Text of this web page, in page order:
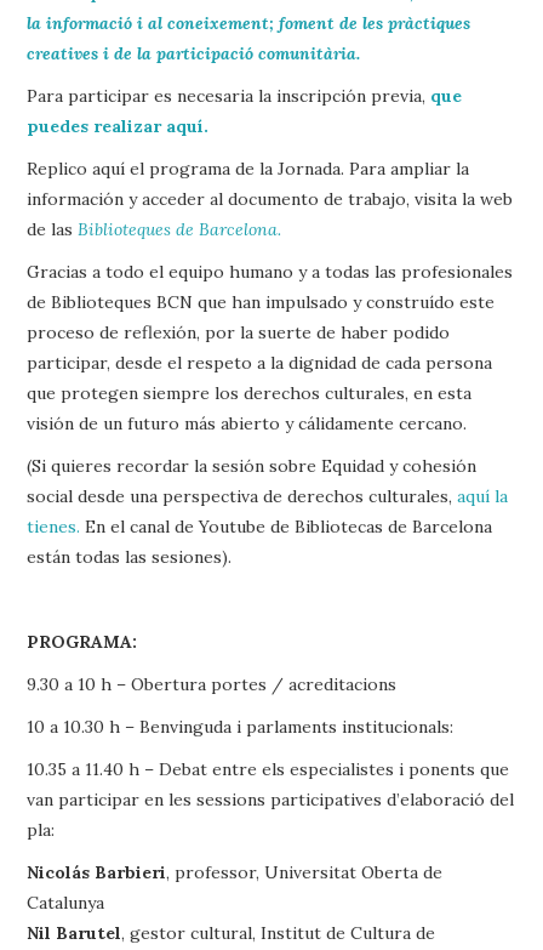
la informació i al coneixement; foment de les pràctiques
creatives i de la participació comunitària.
Para participar es necesaria la inscripción previa, que
puedes realizar aquí.
Replico aquí el programa de la Jornada. Para ampliar la
información y acceder al documento de trabajo, visita la web
de las Biblioteques de Barcelona.
Gracias a todo el equipo humano y a todas las profesionales
de Biblioteques BCN que han impulsado y construído este
proceso de reflexión, por la suerte de haber podido
participar, desde el respeto a la dignidad de cada persona
que protegen siempre los derechos culturales, en esta
visión de un futuro más abierto y cálidamente cercano.
(Si quieres recordar la sesión sobre Equidad y cohesión
social desde una perspectiva de derechos culturales,aquí la
tienes. En el canal de Youtube de Bibliotecas de Barcelona
están todas las sesiones).
PROGRAMA:
9.30 a 10 h – Obertura portes / acreditacions
10 a 10.30 h – Benvinguda i parlaments institucionals:
10.35 a 11.40 h – Debat entre els especialistes i ponents que
van participar en les sessions participatives d’elaboració del
pla:
Nicolás Barbieri, professor, Universitat Oberta de
Catalunya
Nil Barutel, gestor cultural, Institut de Cultura de